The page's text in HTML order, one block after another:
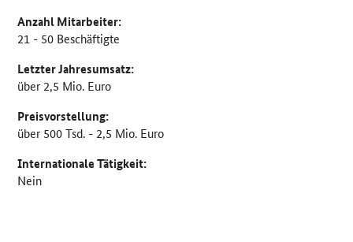
Anzahl Mitarbeiter:
21 - 50 Beschäftigte
Letzter Jahresumsatz:
über 2,5 Mio. Euro
Preisvorstellung:
über 500 Tsd. - 2,5 Mio. Euro
Internationale Tätigkeit:
Nein